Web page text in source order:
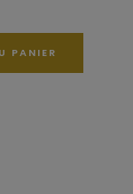
PANIER